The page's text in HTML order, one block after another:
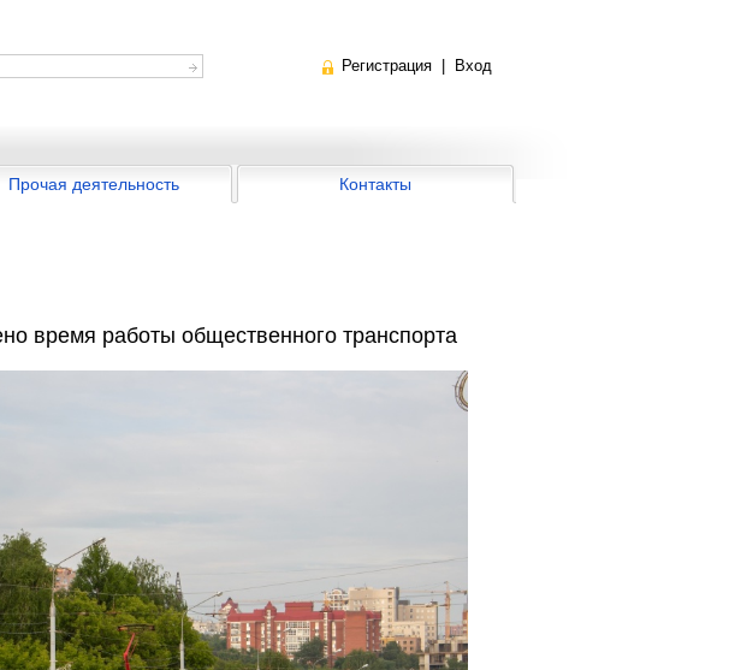
Регистрация Вход
Прочая деятельность Контакты
время работы общественного транспорта